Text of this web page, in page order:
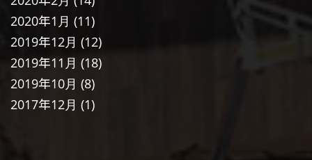
2020年1月 (11)
2019年12月 (12)
2019年11月 (18)
2019年10月 (8)
2017年12月 (1)